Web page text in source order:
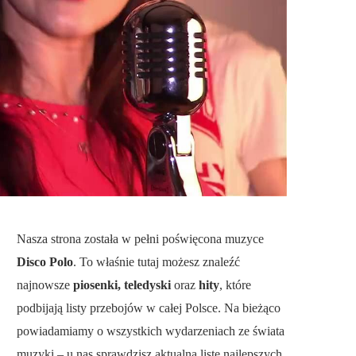
Nasza strona została w pełni poświęcona muzyce
Disco Polo. To właśnie tutaj możesz znaleźć
najnowsze piosenki, teledyski oraz hity, które
podbijają listy przebojów w całej Polsce. Na bieżąco
powiadamiamy o wszystkich wydarzeniach ze świata